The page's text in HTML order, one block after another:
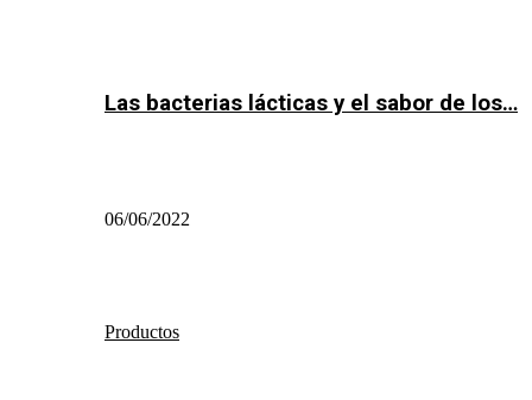
Las bacterias lácticas y el sabor de los…
06/06/2022
Productos